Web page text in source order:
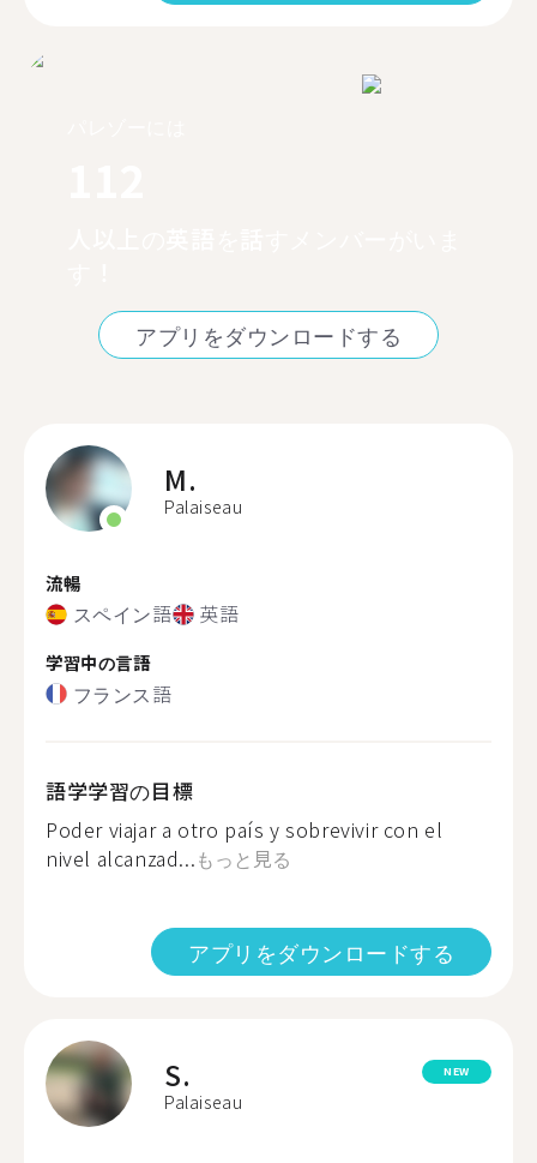
アプリをダウンロードする
M.
Palaiseau
流暢
スペイン語 英語
学習中の言語
フランス語
語学学習の目標
Poder viajar a otro país y sobrevivir con el
nivel alcanzad...もっと見る
アプリをダウンロードする
S.
Palaiseau
NEW